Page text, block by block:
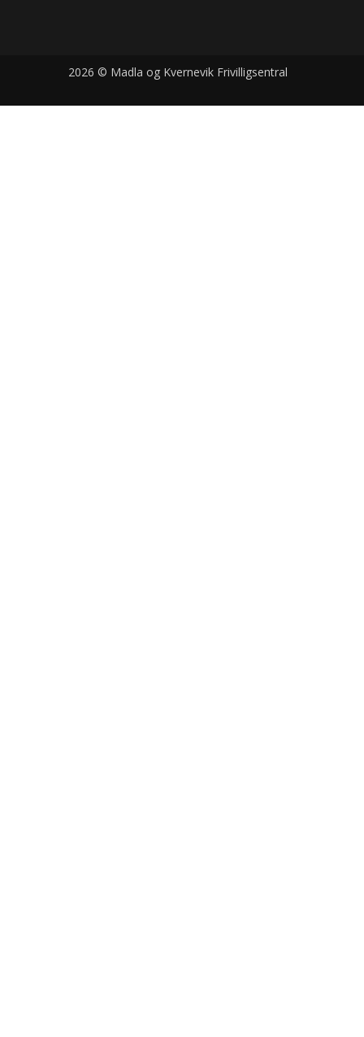
2026 © Madla og Kvernevik Frivilligsentral